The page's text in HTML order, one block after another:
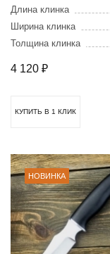
N-690
Длина клинка
Ширина клинка
Толщина клинка
4 120 ₽
КУПИТЬ В 1 КЛИК
НОВИНКА